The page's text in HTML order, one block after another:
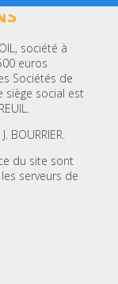
société à
euros
Sociétés de
siège social est
BOURRIER.
du site sont
serveurs de